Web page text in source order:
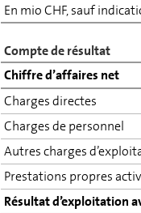
En mio CHF, sauf
Compte de résultat
Chiffre d’af­faires net
Charges di­rectes
Charges de personnel
Autres charges
Prestations propres
Résultat d’ex­ploi­ta­tion